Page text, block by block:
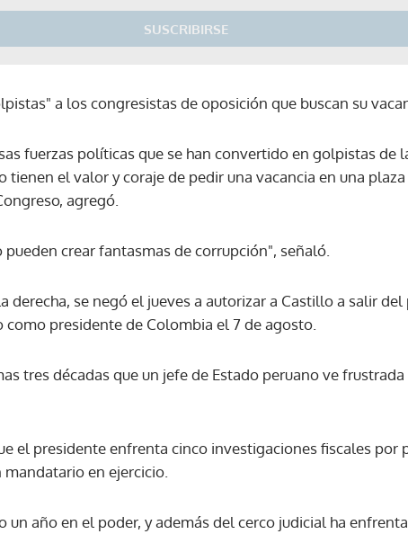
SUSCRIBIRSE
Gracias por suscribirte a nuestro boletín.
a los congresistas de oposición que buscan su
fuerzas políticas que se han convertido en golpistas de
tienen el valor y coraje de pedir una vacancia en una
agregó.
crear fantasmas de corrupción", señaló.
derecha, se negó el jueves a autorizar a Castillo a salir del
presidente de Colombia el 7 de agosto.
tres décadas que un jefe de Estado peruano ve
el presidente enfrenta cinco investigaciones fiscales por
en ejercicio.
un año en el poder, y además del cerco judicial ha